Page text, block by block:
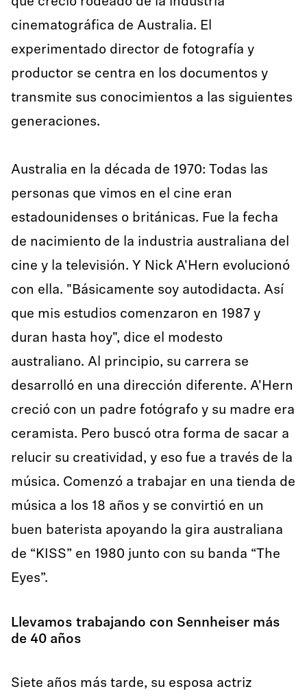
cinematográfica de Australia. El
experimentado director de fotografía y
productor se centra en los documentos y
transmite sus conocimientos a las siguientes
generaciones.
Australia en la década de 1970: Todas las
personas que vimos en el cine eran
estadounidenses o británicas. Fue la fecha
de nacimiento de la industria australiana del
cine y la televisión. Y Nick A'Hern evolucionó
con ella. "Básicamente soy autodidacta. Así
que mis estudios comenzaron en 1987 y
duran hasta hoy", dice el modesto
australiano. Al principio, su carrera se
desarrolló en una dirección diferente. A'Hern
creció con un padre fotógrafo y su madre era
ceramista. Pero buscó otra forma de sacar a
relucir su creatividad, y eso fue a través de la
música. Comenzó a trabajar en una tienda de
música a los 18 años y se convirtió en un
buen baterista apoyando la gira australiana
de “KISS” en 1980 junto con su banda “The
Eyes”.
Llevamos trabajando con Sennheiser más
de 40 años
Siete años más tarde, su esposa actriz